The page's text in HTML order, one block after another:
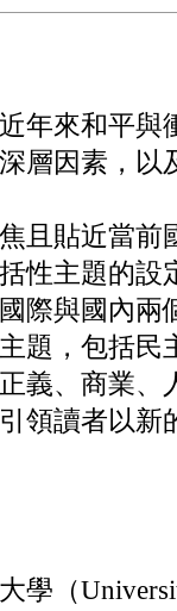
來和平與
層因素，以
貼近當前
性主題的設
際與國內兩
題，包括民
義、商業、
領讀者以新
學（